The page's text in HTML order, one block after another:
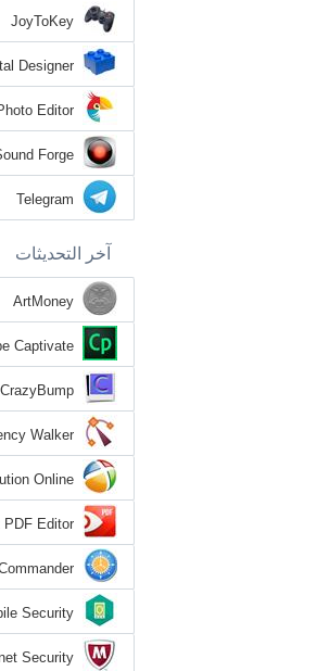
JoyToKey
Designer
Photo Editor
Sound Forge
Telegram
آخر التحديثات
ArtMoney
Captivate
CrazyBump
Walker
Online
PDF Editor
Security
Security